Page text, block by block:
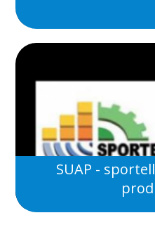
SUAP -